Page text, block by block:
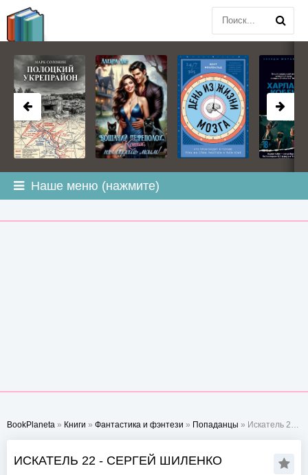
Наше меню (нажмите)
BookPlaneta » Книги » Фантастика и фэнтези » Попаданцы » Искатель 22 - Сергей Шиленко
ИСКАТЕЛЬ 22 - СЕРГЕЙ ШИЛЕНКО
BOOKPLANETA.COM